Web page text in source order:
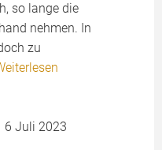
so lange die
nehmen. In
zu
6 Juli 2023